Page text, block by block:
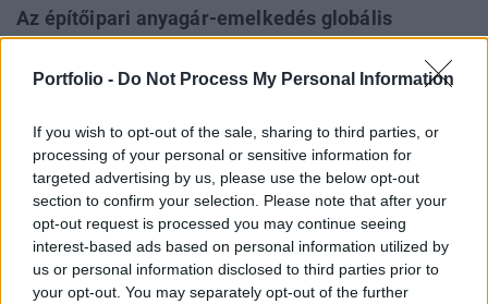
Portfolio - Do Not Process My Personal Information
If you wish to opt-out of the sale, sharing to third parties, or
processing of your personal or sensitive information for
targeted advertising by us, please use the below opt-out
section to confirm your selection. Please note that after your
opt-out request is processed you may continue seeing
interest-based ads based on personal information utilized by
us or personal information disclosed to third parties prior to
your opt-out. You may separately opt-out of the further
Az építőipari anyagár-emelkedés globális
jelenség, így kormányközi megállapodások nélkül
aligha lehet azt országos szinten orvosolni -
Országos Szakszövetségének elnöke az ATV Start
című műsorában. A helyzet akkor oldódna meg, ha
árubőséget lehetne teremteni a világon, és ha új,
alternatív beszerzési vonalakat alakíthatnának ki.
A kereslet növekedése, a globális anyaghiány egészen
elképesztő mértékű áremelkedéseket okozott egyes